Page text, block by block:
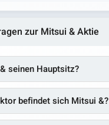
zur Mitsui & Aktie
seinen Hauptsitz?
befindet sich Mitsui &?